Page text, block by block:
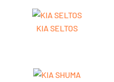
KIA SELTOS